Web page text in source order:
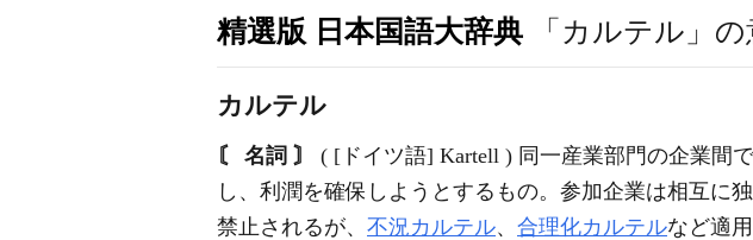
精選版 日本国語大辞典 「カルテル」
カルテル
〘 名詞 〙
( [ドイツ語] Kartell ) 同一産業部門の企業間
し、利潤を確保しようとするもの。参加企業は相互に
禁止されるが、 不況カルテル、 合理化カルテルなど適